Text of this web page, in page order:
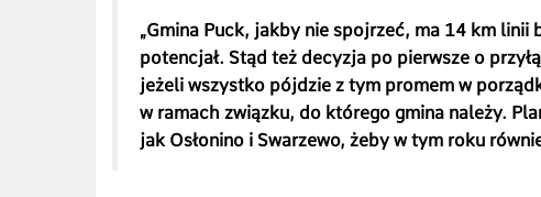
„Gmina Puck, jakby nie spojrzeć, ma 14 km
potencjał. Stąd też decyzja po pierwsze o
jeżeli wszystko pójdzie z tym promem w
w ramach związku, do którego gmina należy.
jak Osłonino i Swarzewo, żeby w tym roku